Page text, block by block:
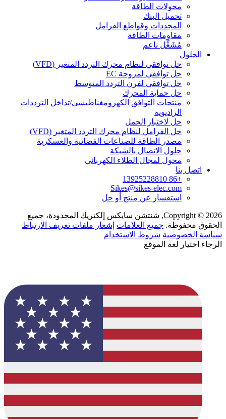
محولات الطاقة
تحميل البنك
المجددات وقواطع الفرامل
مقاومات الطاقة
مُشَغِّل ناعم
الحلول
حل توافقي لنظام محرك التردد المتغير (VFD)
حل توافقي لمروحة EC
حل توافقي لفرن التردد المتوسط
حل حماية المحرك
منتجات التوافق الكهرومغناطيسي/تداخل الترددات
الراديوية
حل لاختبار الحمل
حل الفرامل لنظام محرك التردد المتغير (VFD)
مصدر الطاقة للصناعات الفضائية والعسكرية
حلول الاتصال بالشبكة
محول لمجال الطلاء الكهربائي
اتصل بنا
+86 13925228810
Sikes@sikes-elec.com
استفسار عن منتج أو حل
Copyright © 2026, شنتشن سايكس إلكتريك المحدودة، جميع
الحقوق محفوظة. جميع العلامات إشعار ملفات تعريف الارتباط
سياسة الخصوصية شروط الاستخدام
الرجاء اختيار لغة الموقع